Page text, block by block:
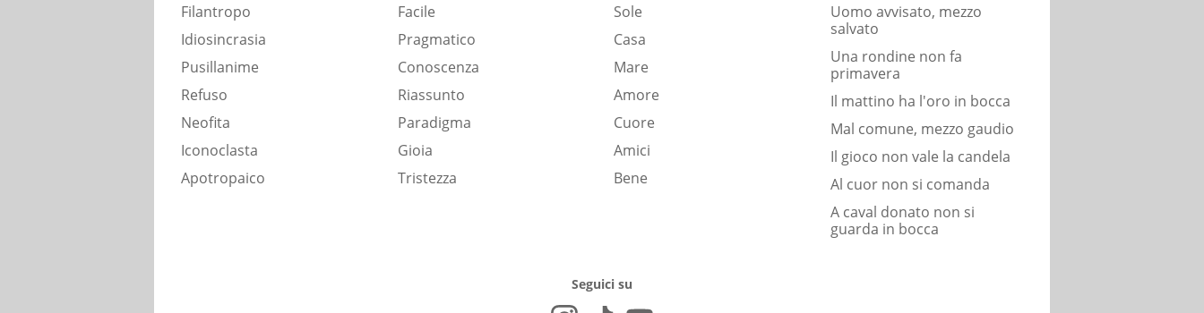
Filantropo
Idiosincrasia
Pusillanime
Refuso
Neofita
Iconoclasta
Apotropaico
Facile
Pragmatico
Conoscenza
Riassunto
Paradigma
Gioia
Tristezza
Sole
Casa
Mare
Amore
Cuore
Amici
Bene
Uomo avvisato, mezzo
salvato
Una rondine non fa
primavera
Il mattino ha l'oro in bocca
Mal comune, mezzo gaudio
Il gioco non vale la candela
Al cuor non si comanda
A caval donato non si
guarda in bocca
Seguici su